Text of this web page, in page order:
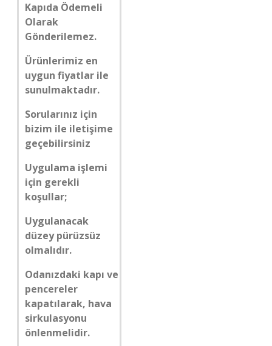
Kapıda Ödemeli
Olarak
Gönderilemez.
Ürünlerimiz en
uygun fiyatlar ile
sunulmaktadır.
Sorularınız için
bizim ile iletişime
geçebilirsiniz
Uygulama işlemi
için gerekli
koşullar;
Uygulanacak
düzey pürüzsüz
olmalıdır.
Odanızdaki kapı ve
pencereler
kapatılarak, hava
sirkulasyonu
önlenmelidir.